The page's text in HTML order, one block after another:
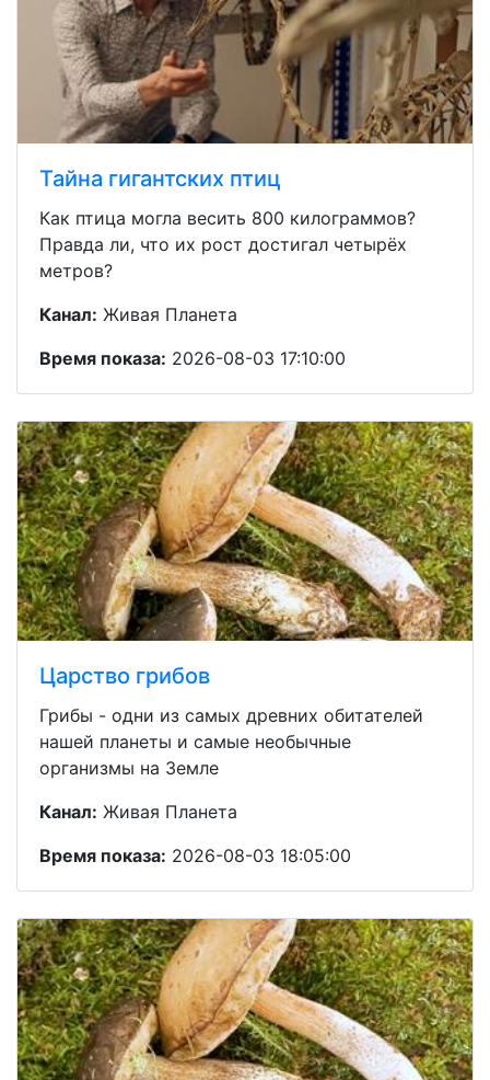
Тайна гигантских птиц
Как птица могла весить 800 килограммов?
Правда ли, что их рост достигал четырёх
метров?
Канал: Живая Планета
Время показа: 2026-08-03 17:10:00
Царство грибов
Грибы - одни из самых древних обитателей
нашей планеты и самые необычные
организмы на Земле
Канал: Живая Планета
Время показа: 2026-08-03 18:05:00